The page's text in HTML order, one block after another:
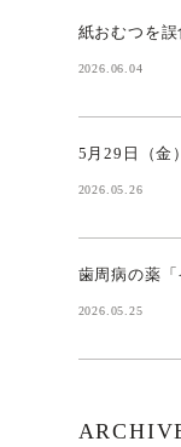
紙おむつを
2026.06.04
5月29日（金
2026.05.26
歯周病の薬
2026.05.25